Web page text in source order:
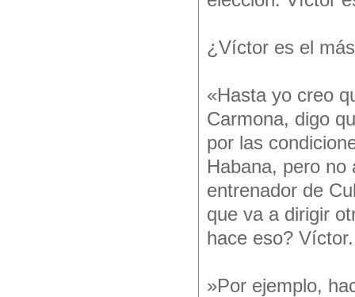
¿Víctor es el
«Hasta yo creo
Carmona, digo
por las
Habana, pero
entrenador de
que va a dirigir
hace eso?
»Por ejemplo,